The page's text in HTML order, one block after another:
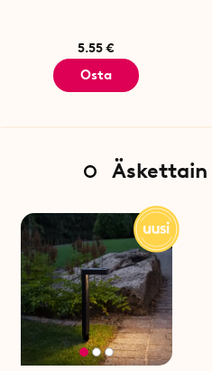
5.55 €
Osta